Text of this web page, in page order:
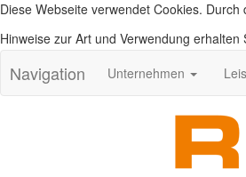
Diese Webseite verwendet Cookies.
Hinweise zur Art und Verwendung erhalten
Navigation Unternehmen